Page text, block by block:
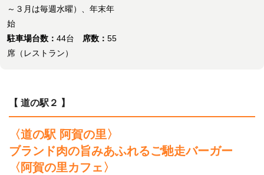
～３月は毎週水曜）、年末年
始
駐車場台数： 44台 席数： 55
席（レストラン）
【 道の駅２ 】
〈道の駅 阿賀の里〉
ブランド肉の旨みあふれるご馳走バーガー
〈阿賀の里カフェ〉